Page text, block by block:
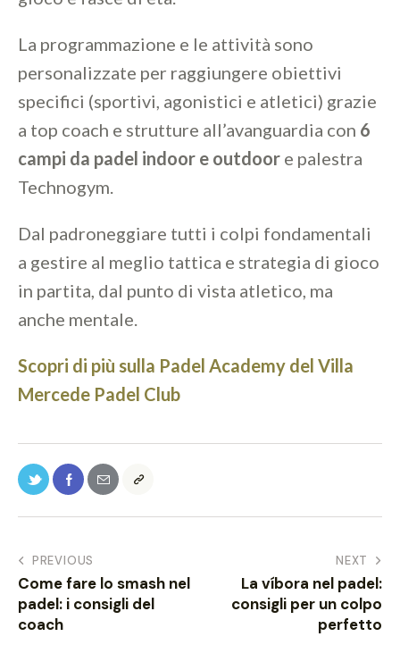
La programmazione e le attività sono
personalizzate per raggiungere obiettivi
specifici (sportivi, agonistici e atletici) grazie
a top coach e strutture all’avanguardia con 6
campi da padel indoor e outdoor e palestra
Technogym.
Dal padroneggiare tutti i colpi fondamentali
a gestire al meglio tattica e strategia di gioco
in partita, dal punto di vista atletico, ma
anche mentale.
Scopri di più sulla Padel Academy del Villa
Mercede Padel Club
PREVIOUS
Come fare lo smash nel
padel: i consigli del
coach
NEXT
La víbora nel padel:
consigli per un colpo
perfetto